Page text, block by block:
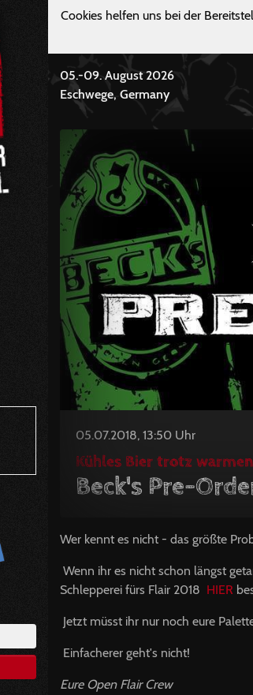
Cookies helfen uns bei der
05.-09. August 2026
Eschwege, Germany
05.07.2018, 13:50 Uhr
Kühles Bier trotz
Beck's Pre-
Wer kennt es nicht - das größte
Wenn ihr es nicht schon längst
Schlepperei fürs Flair 2018 HIER
Jetzt müsst ihr nur noch eure
Einfacherer geht's nicht!
Eure Open Flair Crew